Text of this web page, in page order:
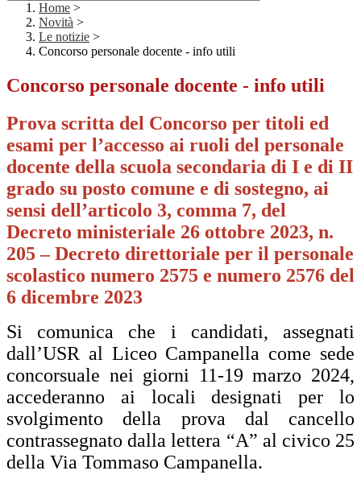
Home >
Novità >
Le notizie >
Concorso personale docente - info utili
Concorso personale docente - info utili
Prova scritta del Concorso per titoli ed
esami per l’accesso ai ruoli del personale
docente della scuola secondaria di I e di II
grado su posto comune e di sostegno, ai
sensi dell’articolo 3, comma 7, del
Decreto ministeriale 26 ottobre 2023, n.
205 – Decreto direttoriale per il personale
scolastico numero 2575 e numero 2576 del
6 dicembre 2023
Si comunica che i candidati, assegnati
dall’USR al Liceo Campanella come sede
concorsuale nei giorni 11-19 marzo 2024,
accederanno ai locali designati per lo
svolgimento della prova dal cancello
contrassegnato dalla lettera “A” al civico 25
della Via Tommaso Campanella.